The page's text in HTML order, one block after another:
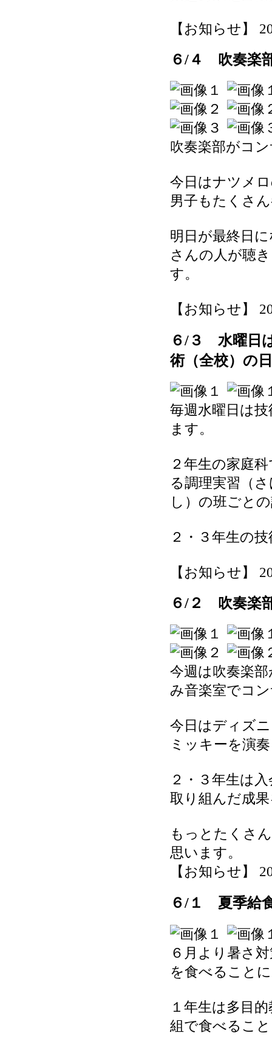
【お知らせ】
６/４ 吹奏楽
吹奏楽部がコ
今日はナツメ
男子もたくさ
明日が最終日
さんの人が聴
す。
【お知らせ】
６/３ 水曜日
術（全校）の日
毎週水曜日は
ます。
２年生の家庭
る調理実習（
し）の班ごと
２・３年生の
【お知らせ】
６/２ 吹奏楽
今週は吹奏楽
み音楽室でコ
今日はディズ
ミッキーを演
２・３年生は
取り組んだ成
もっとたくさ
思います。
【お知らせ】
６/１ 夏季給
６月より暑さ
を食べること
１年生は多目
組で食べるこ